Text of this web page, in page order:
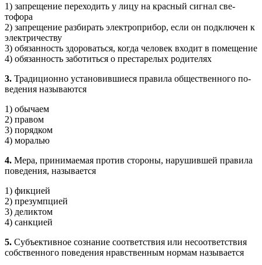
1) запрещение переходить у лицу на красный сигнал све­
тофора
2) запрещение разбирать электроприбор, если он подклю­чен к
электричеству
3) обязанность здороваться, когда человек входит в поме­щение
4) обязанность заботиться о престарелых родителях
3. Традиционно установившиеся правила общественного по­
ведения называются
1) обычаем
2) правом
3) порядком
4) моралью
4. Мера, принимаемая против стороны, нарушившей правила
поведения, называется
1) фикцией
2) презумпцией
3) деликтом
4) санкцией
5. Субъективное сознание соответствия или несоответствия
собственного поведения нравственным нормам называется